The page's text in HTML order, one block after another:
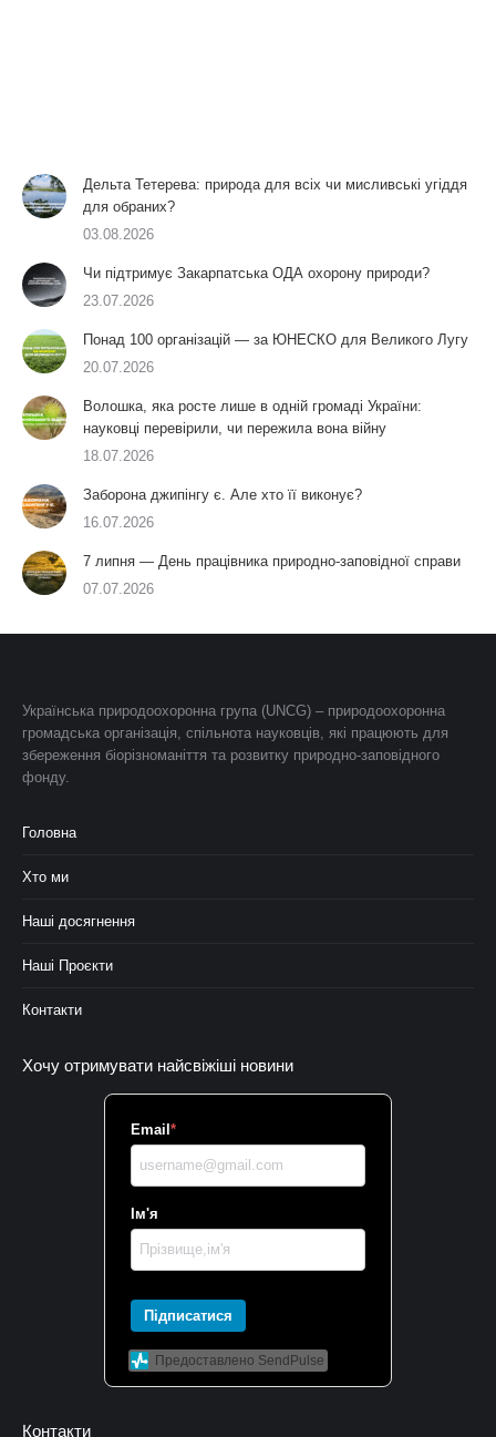
Дельта Тетерева: природа для всіх чи мисливські угіддя
для обраних?
03.08.2026
Чи підтримує Закарпатська ОДА охорону природи?
23.07.2026
Понад 100 організацій — за ЮНЕСКО для Великого Лугу
20.07.2026
Волошка, яка росте лише в одній громаді України:
науковці перевірили, чи пережила вона війну
18.07.2026
Заборона джипінгу є. Але хто її виконує?
16.07.2026
7 липня — День працівника природно-заповідної справи
07.07.2026
Українська природоохоронна група (UNCG) – природоохоронна
громадська організація, спільнота науковців, які працюють для
збереження біорізноманіття та розвитку природно-заповідного
фонду.
Головна
Хто ми
Наші досягнення
Наші Проєкти
Контакти
Хочу отримувати найсвіжіші новини
Email *
Ім'я
Підписатися
Предоставлено SendPulse
Контакти